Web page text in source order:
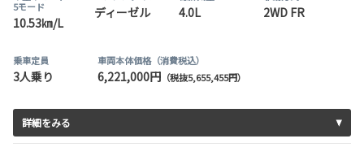
5モード
10.53㎞/L
ディーゼル 4.0L 2WD FR
乗車定員
3人乗り
車両本体価格（消費税込）
6,221,000円（税抜5,655,455円）
詳細をみる